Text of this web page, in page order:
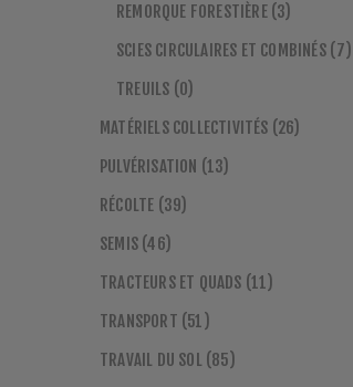
REMORQUE FORESTIÈRE (3)
SCIES CIRCULAIRES ET COMBINÉS (7)
TREUILS (0)
MATÉRIELS COLLECTIVITÉS (26)
PULVÉRISATION (13)
RÉCOLTE (39)
SEMIS (46)
TRACTEURS ET QUADS (11)
TRANSPORT (51)
TRAVAIL DU SOL (85)